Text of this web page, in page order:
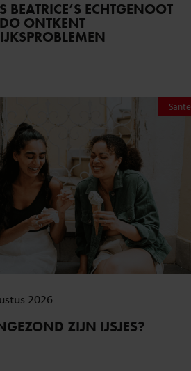
BEATRICE’S ECHTGENOOT
ONTKENT
Sante
2026
ZIJN IJSJES?